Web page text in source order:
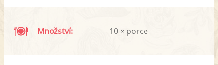
Množství: 10 × porce